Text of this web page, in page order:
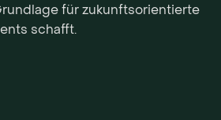
für zukunftsorientierte
schafft.